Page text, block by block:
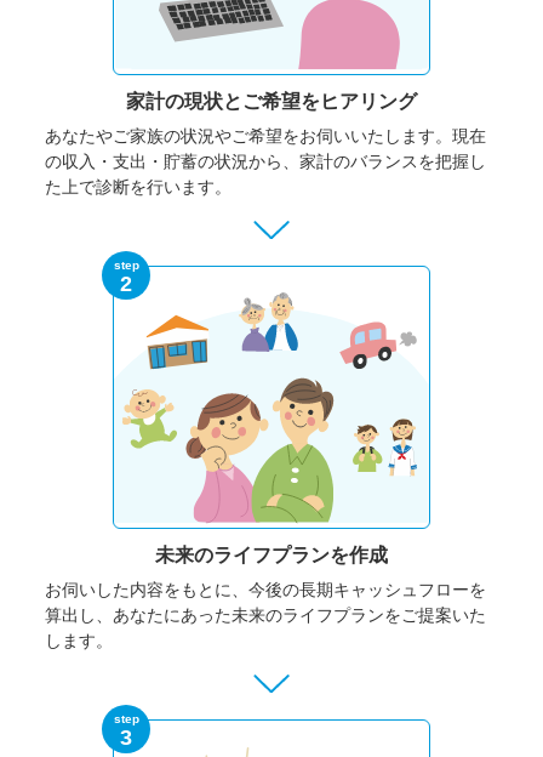
家計の現状と ご希望をヒアリング
あなたやご家族の状況やご希望をお伺いいたします。 現在
の収入・支出・貯蓄の状況から、家計のバランスを把握し
た上で診断を行います。
step
2
未来のライフプランを作成
お伺いした内容をもとに、今後の長期キャッシュフローを
算出し、あなたにあった未来のライフプランをご提案いた
します。
step
3